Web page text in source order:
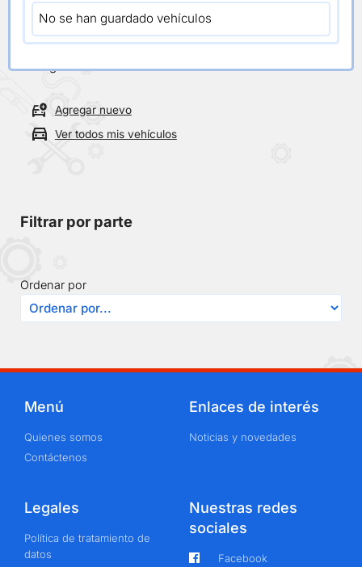
No se han guardado vehículos
Selecciona tu vehículo
Vehículo actual
Elige un vehículo
Agregar nuevo
Ver todos mis vehículos
Filtrar por parte
Ordenar por
Menú
Quienes somos
Contáctenos
Enlaces de interés
Noticias y novedades
Legales
Política de tratamiento de
datos
Nuestras redes
sociales
Facebook